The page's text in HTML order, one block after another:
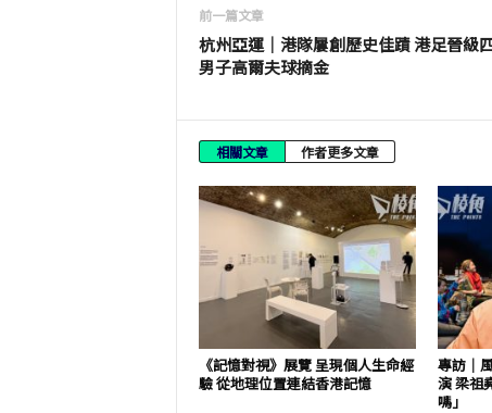
前一篇文章
杭州亞運｜港隊屢創歷史佳蹟 港足晉級
男子高爾夫球摘金
相關文章 作者更多文章
《記憶對視》展覽 呈現個人生命經
驗 從地理位置連結香港記憶
專訪｜
演 梁祖
嗎」